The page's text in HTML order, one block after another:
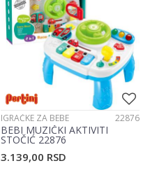
IGRAČKE ZA BEBE 22876
BEBI MUZIČKI AKTIVITI
STOČIĆ 22876
3.139,00 RSD